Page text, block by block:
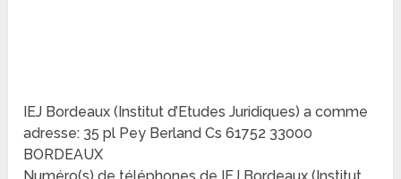
IEJ Bordeaux (Institut d’Etudes Juridiques) a comme
adresse: 35 pl Pey Berland Cs 61752 33000
BORDEAUX